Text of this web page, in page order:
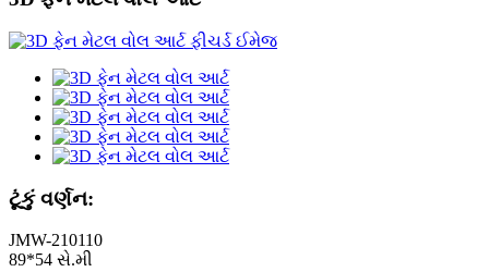
ટૂંકું વર્ણન:
JMW-210110
89*54 સે.મી